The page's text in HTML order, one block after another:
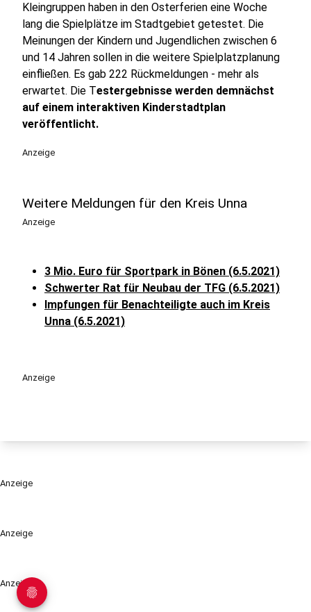
Anzeige
Anzeige
Kleingruppen haben in den Osterferien eine Woche
lang die Spielplätze im Stadtgebiet getestet. Die
Meinungen der Kindern und Jugendlichen zwischen 6
und 14 Jahren sollen in die weitere Spielplatzplanung
einfließen. Es gab 222 Rückmeldungen - mehr als
erwartet. Die Testergebnisse werden demnächst
auf einem interaktiven Kinderstadtplan
veröffentlicht.
Anzeige
Weitere Meldungen für den Kreis Unna
Anzeige
3 Mio. Euro für Sportpark in Bönen (6.5.2021)
Schwerter Rat für Neubau der TFG (6.5.2021)
Impfungen für Benachteiligte auch im Kreis
Unna (6.5.2021)
Anzeige
Anzeige